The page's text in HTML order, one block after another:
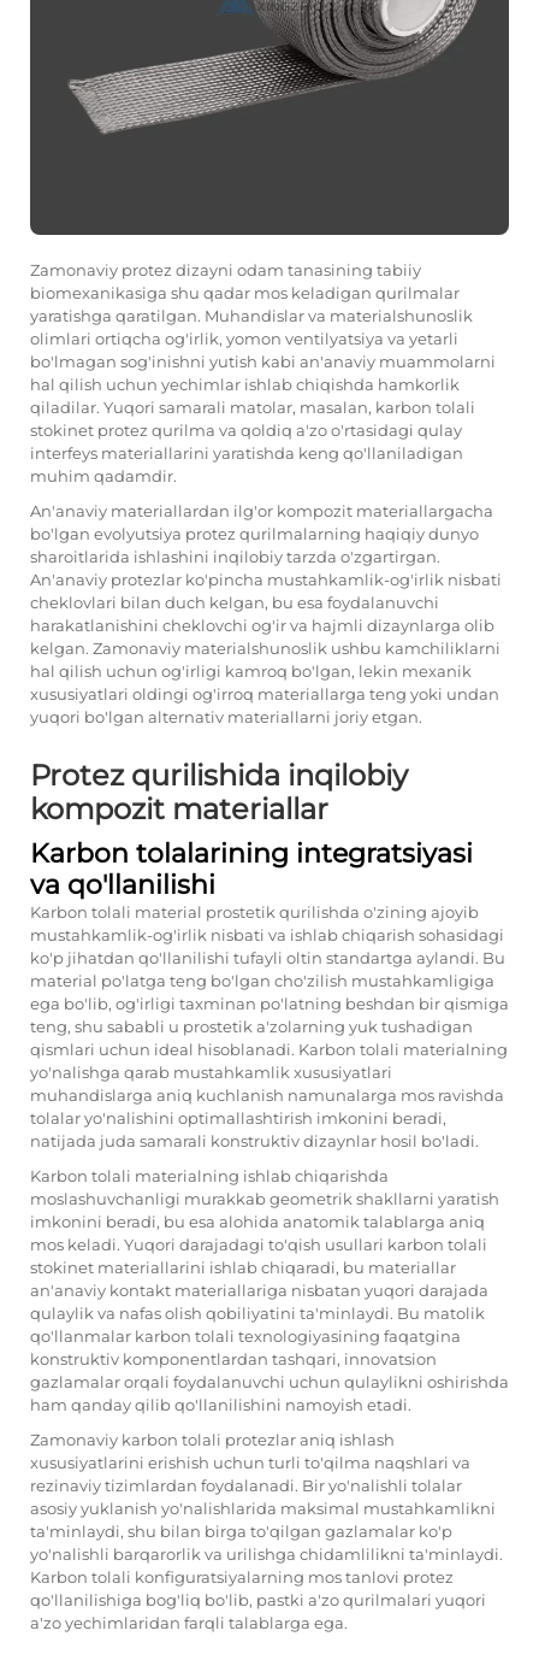
Zamonaviy protez dizayni odam tanasining tabiiy
biomexanikasiga shu qadar mos keladigan qurilmalar
yaratishga qaratilgan. Muhandislar va materialshunoslik
olimlari ortiqcha og'irlik, yomon ventilyatsiya va yetarli
bo'lmagan sog'inishni yutish kabi an'anaviy muammolarni
hal qilish uchun yechimlar ishlab chiqishda hamkorlik
qiladilar. Yuqori samarali matolar, masalan, karbon tolali
stokinet protez qurilma va qoldiq a'zo o'rtasidagi qulay
interfeys materiallarini yaratishda keng qo'llaniladigan
muhim qadamdir.
An'anaviy materiallardan ilg'or kompozit materiallargacha
bo'lgan evolyutsiya protez qurilmalarning haqiqiy dunyo
sharoitlarida ishlashini inqilobiy tarzda o'zgartirgan.
An'anaviy protezlar ko'pincha mustahkamlik-og'irlik nisbati
cheklovlari bilan duch kelgan, bu esa foydalanuvchi
harakatlanishini cheklovchi og'ir va hajmli dizaynlarga olib
kelgan. Zamonaviy materialshunoslik ushbu kamchiliklarni
hal qilish uchun og'irligi kamroq bo'lgan, lekin mexanik
xususiyatlari oldingi og'irroq materiallarga teng yoki undan
yuqori bo'lgan alternativ materiallarni joriy etgan.
Protez qurilishida inqilobiy
kompozit materiallar
Karbon tolalarining integratsiyasi
va qo'llanilishi
Karbon tolali material prostetik qurilishda o'zining ajoyib
mustahkamlik-og'irlik nisbati va ishlab chiqarish sohasidagi
ko'p jihatdan qo'llanilishi tufayli oltin standartga aylandi. Bu
material po'latga teng bo'lgan cho'zilish mustahkamligiga
ega bo'lib, og'irligi taxminan po'latning beshdan bir qismiga
teng, shu sababli u prostetik a'zolarning yuk tushadigan
qismlari uchun ideal hisoblanadi. Karbon tolali materialning
yo'nalishga qarab mustahkamlik xususiyatlari
muhandislarga aniq kuchlanish namunalarga mos ravishda
tolalar yo'nalishini optimallashtirish imkonini beradi,
natijada juda samarali konstruktiv dizaynlar hosil bo'ladi.
Karbon tolali materialning ishlab chiqarishda
moslashuvchanligi murakkab geometrik shakllarni yaratish
imkonini beradi, bu esa alohida anatomik talablarga aniq
mos keladi. Yuqori darajadagi to'qish usullari karbon tolali
stokinet materiallarini ishlab chiqaradi, bu materiallar
an'anaviy kontakt materiallariga nisbatan yuqori darajada
qulaylik va nafas olish qobiliyatini ta'minlaydi. Bu matolik
qo'llanmalar karbon tolali texnologiyasining faqatgina
konstruktiv komponentlardan tashqari, innovatsion
gazlamalar orqali foydalanuvchi uchun qulaylikni oshirishda
ham qanday qilib qo'llanilishini namoyish etadi.
Zamonaviy karbon tolali protezlar aniq ishlash
xususiyatlarini erishish uchun turli to'qilma naqshlari va
rezinaviy tizimlardan foydalanadi. Bir yo'nalishli tolalar
asosiy yuklanish yo'nalishlarida maksimal mustahkamlikni
ta'minlaydi, shu bilan birga to'qilgan gazlamalar ko'p
yo'nalishli barqarorlik va urilishga chidamlilikni ta'minlaydi.
Karbon tolali konfiguratsiyalarning mos tanlovi protez
qo'llanilishiga bog'liq bo'lib, pastki a'zo qurilmalari yuqori
a'zo yechimlaridan farqli talablarga ega.